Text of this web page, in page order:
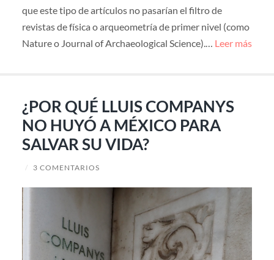
que este tipo de artículos no pasarían el filtro de
revistas de física o arqueometría de primer nivel (como
Nature o Journal of Archaeological Science).… Leer más
¿POR QUÉ LLUIS COMPANYS
NO HUYÓ A MÉXICO PARA
SALVAR SU VIDA?
/ 3 COMENTARIOS